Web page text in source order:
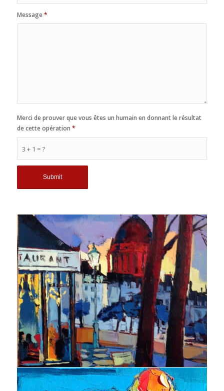
Message*
3 + 1 = ?
Merci de prouver que vous êtes un humain en donnant le résultat
de cette opération *